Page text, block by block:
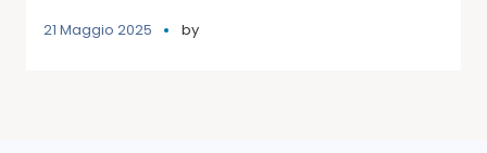
21 Maggio 2025 by